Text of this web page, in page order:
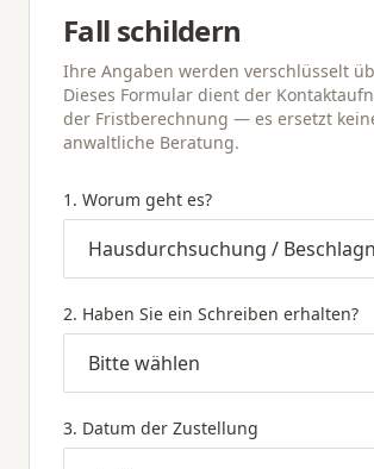
Fall schildern
Ihre Angaben werden verschlüsselt
Dieses Formular dient der
der Fristberechnung — es ersetzt
anwaltliche Beratung.
1. Worum geht es?
2. Haben Sie ein Schreiben erhalten?
3. Datum der Zustellung